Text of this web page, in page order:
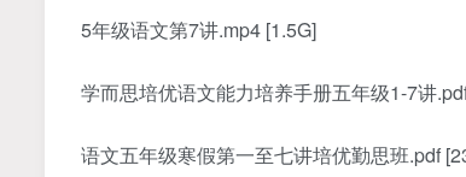
5年级语文第7讲.mp4 [1.5G]
学而思培优语文能力培养手册五年级1-7讲
语文五年级寒假第一至七讲培优勤思班.pdf